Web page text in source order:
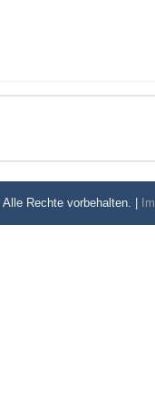
Alle Rechte vorbehalten. |